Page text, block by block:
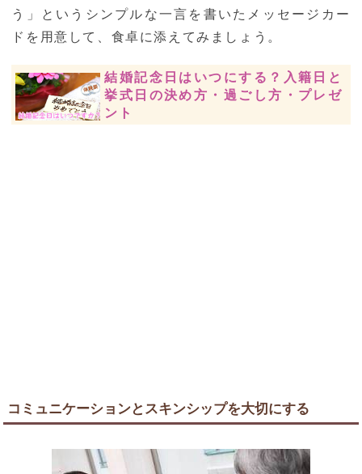
う」というシンプルな一言を書いたメッセージカー
ドを用意して、食卓に添えてみましょう。
結婚記念日はいつにする？入籍日と
挙式日の決め方・過ごし方・プレゼ
ント
コミュニケーションとスキンシップを大切にする